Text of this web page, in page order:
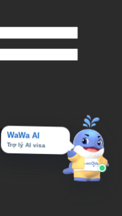
WaWa AI
Trợ lý AI visa
hệ.